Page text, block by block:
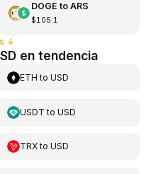
DOGE to ARS
$105.1
↓
en tendencia
ETH toUSD
USDT toUSD
TRXtoUSD